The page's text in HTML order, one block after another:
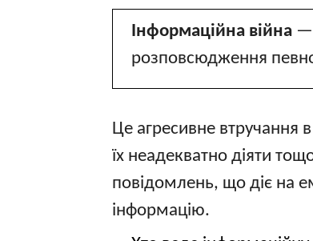
Інформаційна війна —
розповсюдження
Це агресивне втручання
їх неадекватно діяти
повідомлень, що діє на
інформацію.